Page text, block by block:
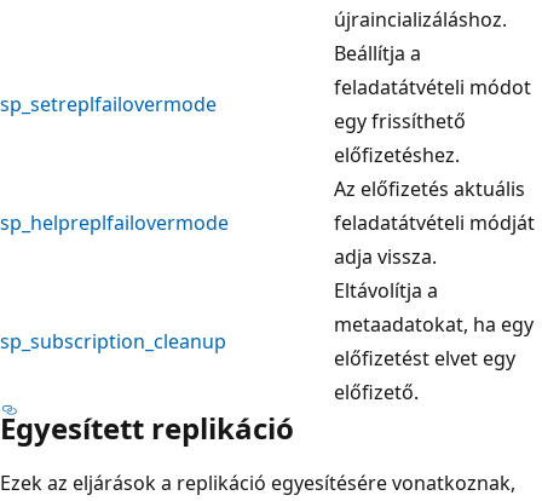
újraincializáláshoz.
sp_setreplfailovermode
Beállítja a
feladatátvételi módot
egy frissíthető
előfizetéshez.
sp_helpreplfailovermode
Az előfizetés aktuális
feladatátvételi módját
adja vissza.
sp_subscription_cleanup
Eltávolítja a
metaadatokat, ha egy
előfizetést elvet egy
előfizető.
Egyesített replikáció
Ezek az eljárások a replikáció egyesítésére vonatkoznak,